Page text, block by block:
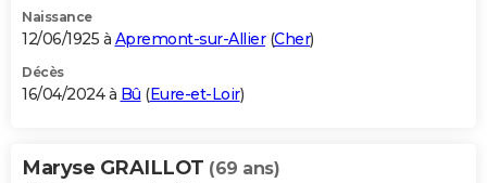
Naissance
12/06/1925 à Apremont-sur-Allier(Cher)
Décès
16/04/2024 à Bû (Eure-et-Loir)
Maryse GRAILLOT (69 ans)